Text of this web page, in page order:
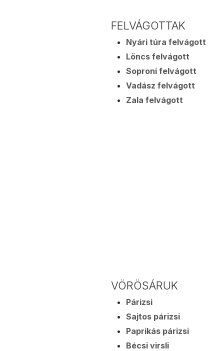
FELVÁGOTTAK
Nyári túra felvágott
Löncs felvágott
Soproni felvágott
Vadász felvágott
Zala felvágott
VÖRÖSÁRUK
Párizsi
Sajtos párizsi
Paprikás párizsi
Bécsi virsli